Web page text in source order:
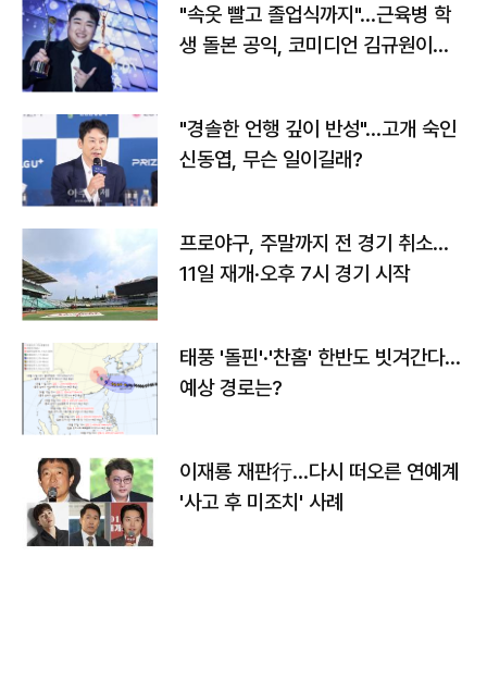
"속옷 빨고 졸업식까지"…근육병 학
생 돌본 공익, 코미디언 김규원이었
"경솔한 언행 깊이 반성"…고개 숙인
신동엽, 무슨 일이길래?
프로야구, 주말까지 전 경기 취소…
11일 재개·오후 7시 경기 시작
태풍 '돌핀'·'찬홈' 한반도 빗겨간다…
예상 경로는?
이재룡 재판行…다시 떠오른 연예계
'사고 후 미조치' 사례